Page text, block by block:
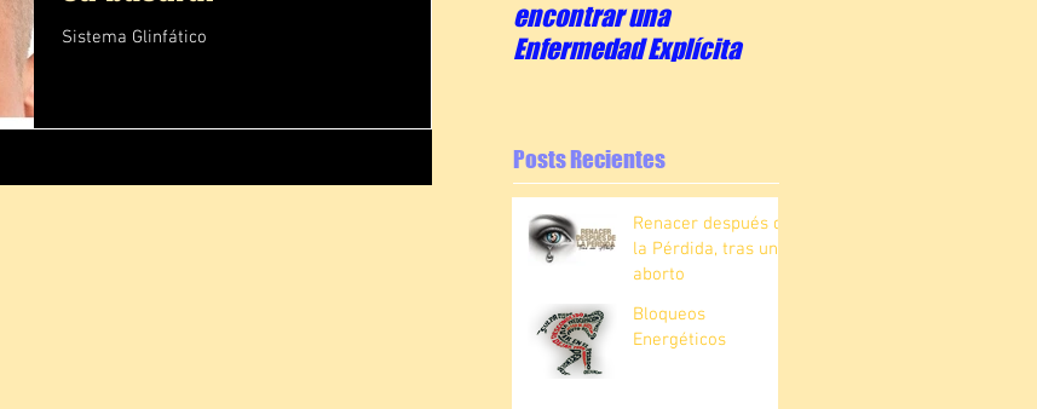
Sistema Glinfático
encontrar una
Enfermedad Explícita
Posts Recientes
Renacer después de
la Pérdida, tras un
aborto
Bloqueos
Energéticos